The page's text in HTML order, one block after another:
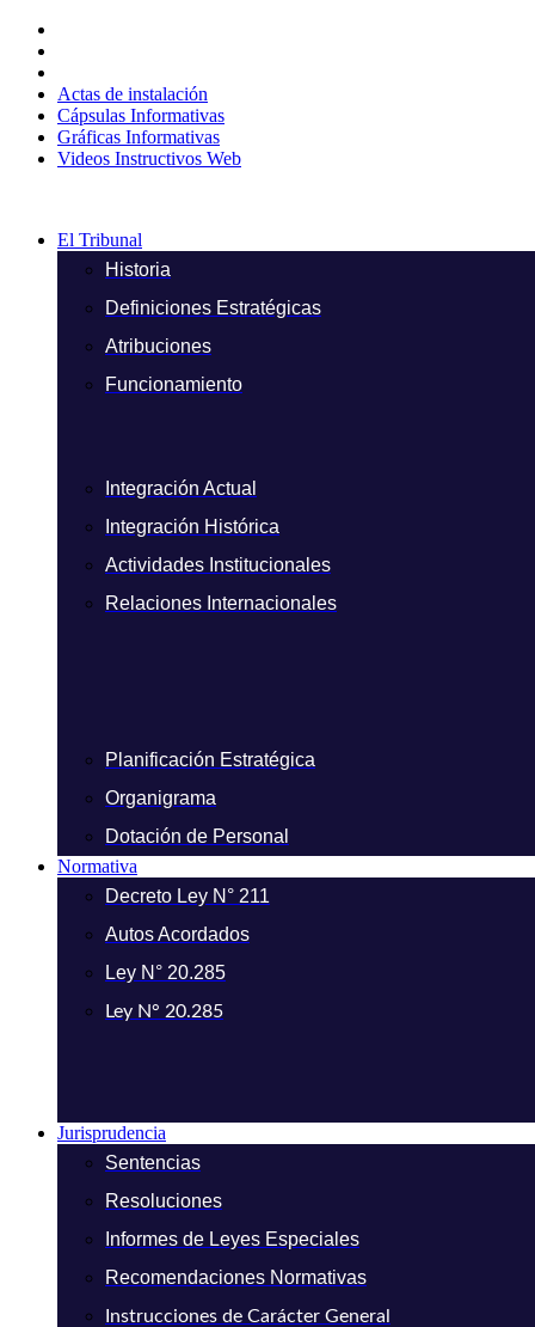
contenido
Actas de instalación
Cápsulas Informativas
Gráficas Informativas
Videos Instructivos Web
El Tribunal
Historia
Definiciones Estratégicas
Atribuciones
Funcionamiento
Integración Actual
Integración Histórica
Actividades Institucionales
Relaciones Internacionales
Planificación Estratégica
Organigrama
Dotación de Personal
Normativa
Decreto Ley N° 211
Autos Acordados
Ley N° 20.285
Ley N° 20.285
Jurisprudencia
Sentencias
Resoluciones
Informes de Leyes Especiales
Recomendaciones Normativas
Instrucciones de Carácter General